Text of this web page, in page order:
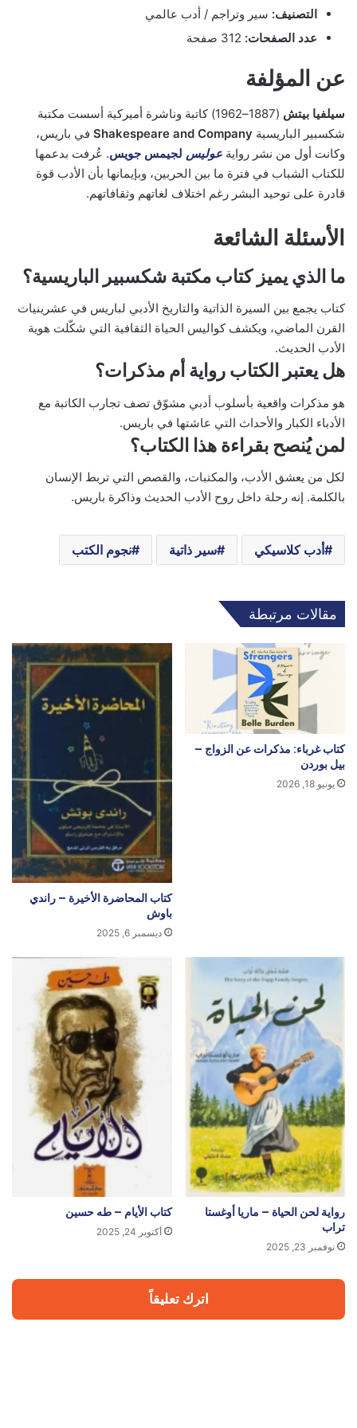
التصنيف: سير وتراجم / أدب عالمي
عدد الصفحات:
عن المؤلفة
سيلفيا بيتش
(1887–1962) كاتبة وناشرة أميركية أسست مكتبة
شكسبير الباريسية Shakespeare and Company في باريس،
وكانت أول من نشر رواية عوليس لجيمس جويس. عُرفت بدعمها
للكتاب الشباب في فترة ما بين الحربين، وبإيمانها بأن الأدب قوة
قادرة على توحيد البشر رغم اختلاف لغاتهم وثقافاتهم.
الأسئلة الشائعة
ما الذي يميز كتاب مكتبة شكسبير الباريسية؟
كتاب يجمع بين السيرة الذاتية والتاريخ الأدبي لباريس في عشرينيات
القرن الماضي، ويكشف كواليس الحياة الثقافية التي شكّلت هوية
الأدب الحديث.
هل يعتبر الكتاب رواية أم مذكرات؟
هو مذكرات واقعية بأسلوب أدبي مشوّق تصف تجارب الكاتبة مع
الأدباء الكبار والأحداث التي عاشتها في باريس.
لمن يُنصح بقراءة هذا الكتاب؟
لكل من يعشق الأدب، والمكتبات، والقصص التي تربط الإنسان
بالكلمة. إنه رحلة داخل روح الأدب الحديث وذاكرة باريس.
أدب كلاسيكي سير ذاتية نجوم الكتب
مقالات مرتبطة
كتاب غرباء: مذكرات عن الزواج –
بيل بوردن
يونيو 18, 2026
كتاب المحاضرة الأخيرة – راندي
باوش
ديسمبر 6, 2025
رواية لحن الحياة – ماريا أوغستا
تراب
نوفمبر 23, 2025
كتاب الأيام – طه حسين
أكتوبر 24, 2025
اترك تعليقاً